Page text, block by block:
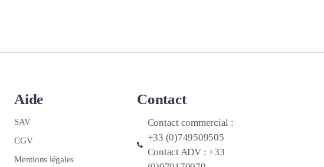
Aide
SAV
CGV
Mentions légales
Contact
Contact commercial :
+33 (0)749509505
Contact ADV : +33